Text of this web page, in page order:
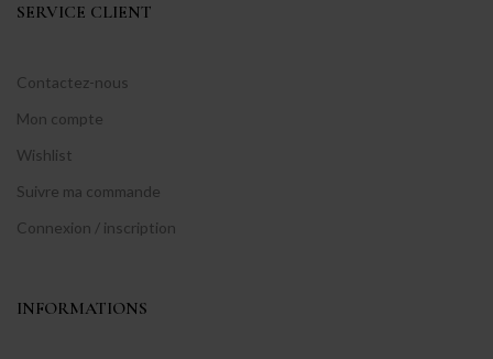
SERVICE CLIENT
Contactez-nous
Mon compte
Wishlist
Suivre ma commande
Connexion / inscription
INFORMATIONS